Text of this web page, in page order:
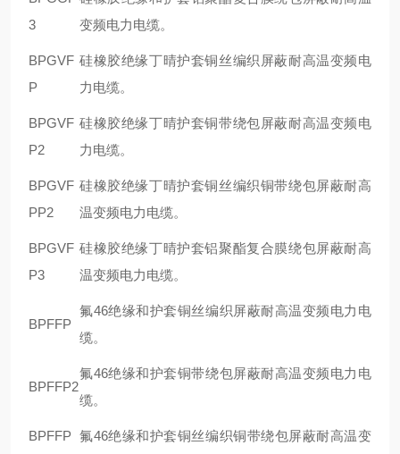
3
变频电力电缆。
BPGVF
P
硅橡胶绝缘丁晴护套铜丝编织屏蔽耐高温变频电
力电缆。
BPGVF
P2
硅橡胶绝缘丁晴护套铜带绕包屏蔽耐高温变频电
力电缆。
BPGVF
PP2
硅橡胶绝缘丁晴护套铜丝编织铜带绕包屏蔽耐高
温变频电力电缆。
BPGVF
P3
硅橡胶绝缘丁晴护套铝聚酯复合膜绕包屏蔽耐高
温变频电力电缆。
BPFFP
氟46绝缘和护套铜丝编织屏蔽耐高温变频电力电
缆。
BPFFP2
氟46绝缘和护套铜带绕包屏蔽耐高温变频电力电
缆。
BPFFP 氟46绝缘和护套铜丝编织铜带绕包屏蔽耐高温变